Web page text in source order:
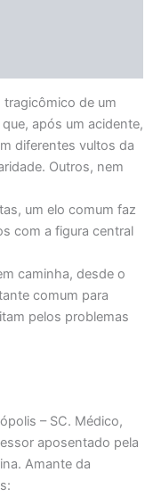
tragicômico de um
após um acidente,
diferentes vultos da
Outros, nem
um elo comum faz
com a figura central
caminha, desde o
comum para
pelos problemas
– SC. Médico,
aposentado pela
Amante da